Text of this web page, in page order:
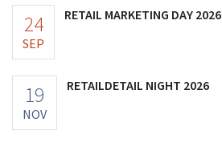
24
SEP
RETAIL MARKETING DAY 2026
19
NOV
RETAILDETAIL NIGHT 2026